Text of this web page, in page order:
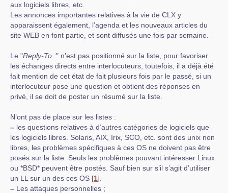
aux logiciels libres, etc.
Les annonces importantes relatives à la vie de CLX y
apparaissent également, l’agenda et les nouveaux articles du
site WEB en font partie, et sont diffusés une fois par semaine.
Le "Reply-To :" n’est pas positionné sur la liste, pour favoriser
les échanges directs entre interlocuteurs, toutefois, il a déjà été
fait mention de cet état de fait plusieurs fois par le passé, si un
interlocuteur pose une question et obtient des réponses en
privé, il se doit de poster un résumé sur la liste.
N’ont pas de place sur les listes :
– les questions relatives à d’autres catégories de logiciels que
les logiciels libres. Solaris, AIX, Irix, SCO, etc. sont des unix non
libres, les problèmes spécifiques à ces OS ne doivent pas être
posés sur la liste. Seuls les problèmes pouvant intéresser Linux
ou *BSD* peuvent être postés. Sauf bien sur s’il s’agit d’utiliser
un LL sur un des ces OS [1]
– Les attaques personnelles ;